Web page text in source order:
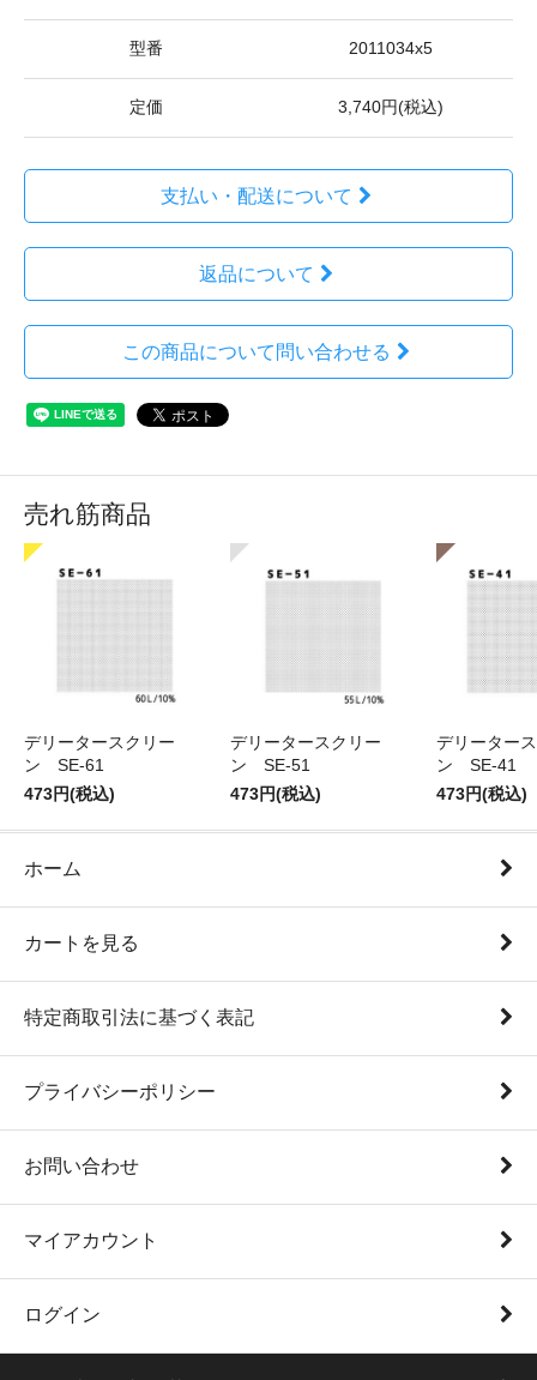
型番 2011034x5
定価 3,740円(税込)
支払い・配送について
返品について
この商品について問い合わせる
売れ筋商品
デリータースクリー
ン SE-61
473円(税込)
デリータースクリー
ン SE-51
473円(税込)
デリーター
ン SE-41
473円(税込)
ホーム
カートを見る
特定商取引法に基づく表記
プライバシーポリシー
お問い合わせ
マイアカウント
ログイン